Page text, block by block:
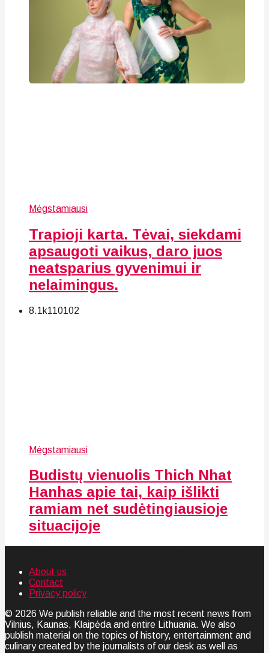
Mėgstamiausi
Trapioji karta. Tėvai, siekdami
apsaugoti vaikus, daro juos
neatsparius gyvenimui ir
nelaimingus.
8.1k110102
Mėgstamiausi
Budistų vienuolis Thich Nhat
Hanhas apie tai, kaip išlikti
ramiam net sudėtingiausioje
situacijoje
About us
Contact
Privacy policy
© 2026 We publish reliable and the most recent news from
Vilnius, Kaunas, Klaipėda and entire Lithuania. We also
publish material on the topics of history, entertainment and
culinary created by the journalists of our desk as well as